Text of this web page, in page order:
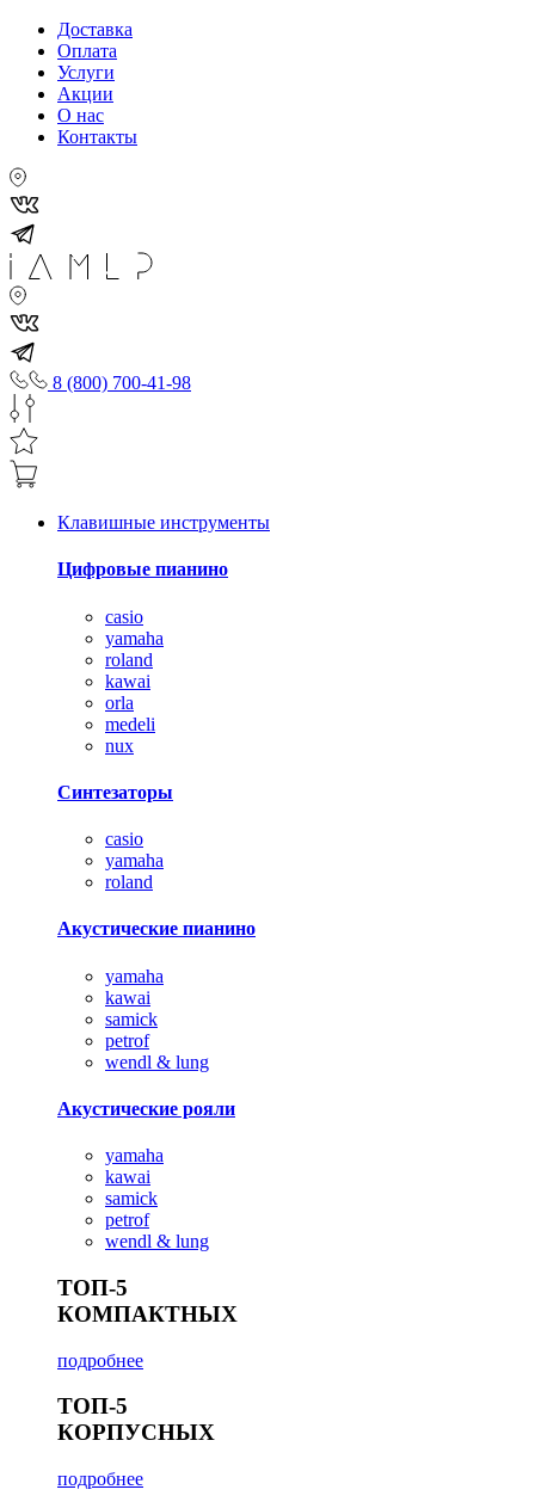
Доставка
Оплата
Услуги
Акции
О нас
Контакты
8 (800) 700-41-98
Клавишные инструменты
Цифровые пианино
casio
yamaha
roland
kawai
orla
medeli
nux
Синтезаторы
casio
yamaha
roland
Акустические пианино
yamaha
kawai
samick
petrof
wendl & lung
Акустические рояли
yamaha
kawai
samick
petrof
wendl & lung
ТОП-5
КОМПАКТНЫХ
подробнее
ТОП-5
КОРПУСНЫХ
подробнее